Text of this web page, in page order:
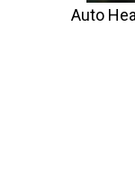
Auto